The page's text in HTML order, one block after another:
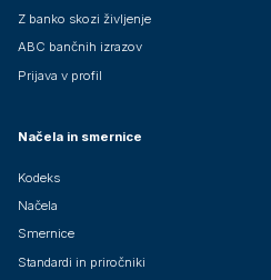
Z banko skozi življenje
ABC bančnih izrazov
Prijava v profil
Načela in smernice
Kodeks
Načela
Smernice
Standardi in priročniki